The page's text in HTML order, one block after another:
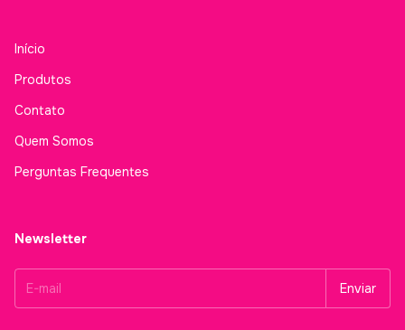
Início
Produtos
Contato
Quem Somos
Perguntas Frequentes
Newsletter